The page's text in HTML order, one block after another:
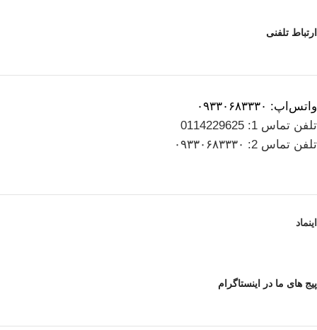
ارتباط تلفنی
واتس‌اپ: ۰۹۳۳۰۶۸۳۳۳۰
تلفن تماس 1: 0114229625
تلفن تماس 2: ۰۹۳۳۰۶۸۳۳۳۰
اینماد
پیج های ما در اینستاگرام